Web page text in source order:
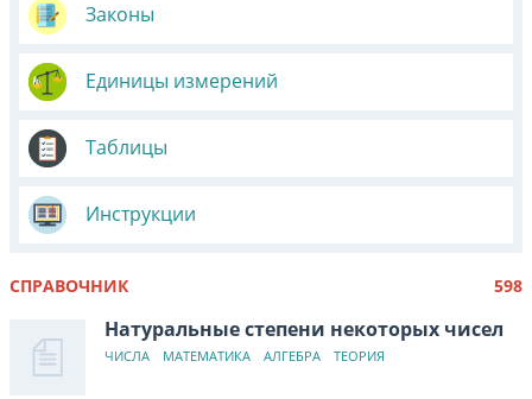
Законы
Единицы измерений
Таблицы
Инструкции
СПРАВОЧНИК 598
Натуральные степени некоторых чисел
ЧИСЛА МАТЕМАТИКА АЛГЕБРА ТЕОРИЯ